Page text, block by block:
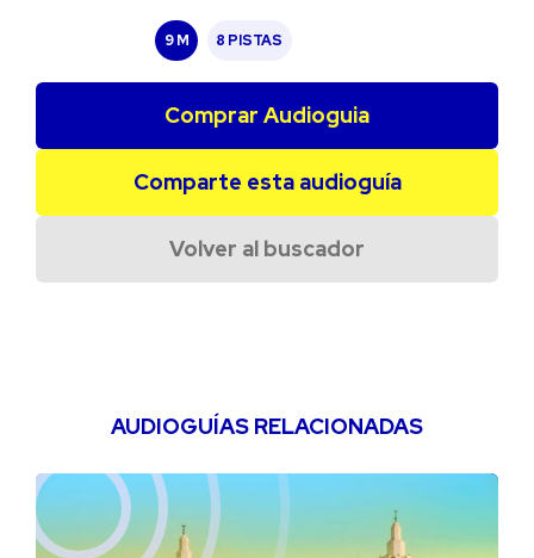
9 M 8 PISTAS
Comprar Audioguia
Comparte esta audioguía
Volver al buscador
AUDIOGUÍAS RELACIONADAS